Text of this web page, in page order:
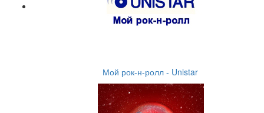
Мой рок-н-ролл - Unistar